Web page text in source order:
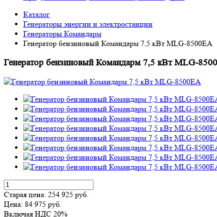
Каталог
Генераторы энергии и электростанции
Генераторы Командарм
Генератор бензиновый Командарм 7,5 кВт MLG-8500EA
Генератор бензиновый Командарм 7,5 кВт MLG-
Старая цена: 254 925 руб.
Цена: 84 975 руб.
Включая НДС 20%